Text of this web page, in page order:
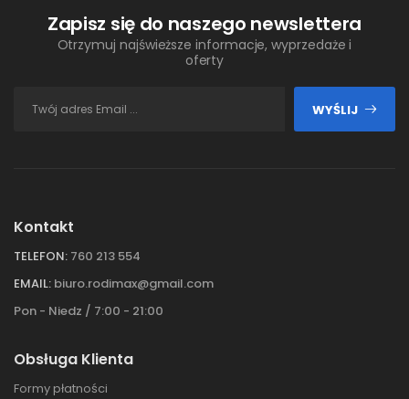
Zapisz się do naszego newslettera
Otrzymuj najświeższe informacje, wyprzedaże i
oferty
WYŚLIJ
Kontakt
TELEFON: 760 213 554
EMAIL: biuro.rodimax@gmail.com
Pon - Niedz / 7:00 - 21:00
Obsługa Klienta
Formy płatności